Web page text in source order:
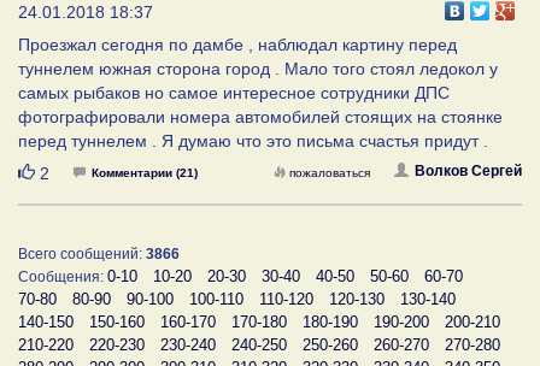
24.01.2018 18:37
Проезжал сегодня по дамбе , наблюдал картину перед
туннелем южная сторона город . Мало того стоял ледокол у
самых рыбаков но самое интересное сотрудники ДПС
фотографировали номера автомобилей стоящих на стоянке
перед туннелем . Я думаю что это письма счастья придут .
Нравится
2 Комментарии (21) Волков Сергей
пожаловаться
Всего сообщений: 3866
Сообщения: 0-10 10-20 20-30 30-40 40-50 50-60
60-70
70-80
80-90 90-100 100-110 110-120 120-130
130-140
140-150
150-160 160-170 170-180 180-190 190-200
200-210
210-220
220-230 230-240 240-250 250-260 260-270
270-280